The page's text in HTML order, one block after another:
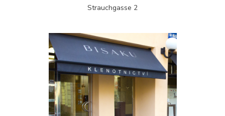
Strauchgasse 2